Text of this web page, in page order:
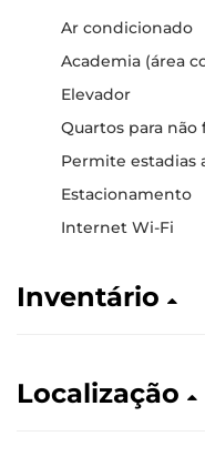
Ar condicionado
Academia (área
Elevador
Quartos para não
Permite estadias
Estacionamento
Internet Wi-Fi
Inventário
Localização